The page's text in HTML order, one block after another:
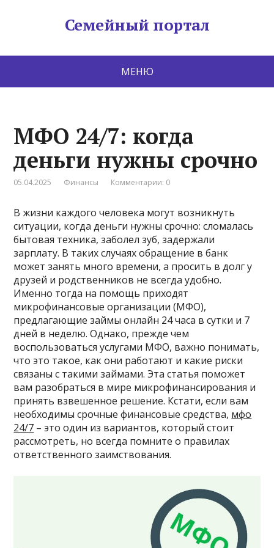
Семейный портал
МЕНЮ
МФО 24/7: когда
деньги нужны срочно
05.04.2025 Финансы Комментарии: 0
В жизни каждого человека могут возникнуть
ситуации, когда деньги нужны срочно: сломалась
бытовая техника, заболел зуб, задержали
зарплату. В таких случаях обращение в банк
может занять много времени, а просить в долг у
друзей и родственников не всегда удобно.
Именно тогда на помощь приходят
микрофинансовые организации (МФО),
предлагающие займы онлайн 24 часа в сутки и 7
дней в неделю. Однако, прежде чем
воспользоваться услугами МФО, важно понимать,
что это такое, как они работают и какие риски
связаны с такими займами. Эта статья поможет
вам разобраться в мире микрофинансирования и
принять взвешенное решение. Кстати, если вам
необходимы срочные финансовые средства, мфо
24/7 – это один из вариантов, который стоит
рассмотреть, но всегда помните о правилах
ответственного заимствования.